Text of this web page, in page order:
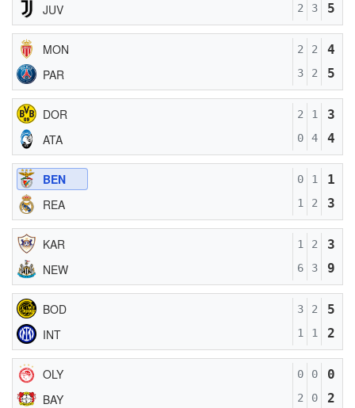
JUV
2
3
5
MON
PAR
2
3
2
2
4
5
DOR
ATA
2
0
1
4
3
4
BEN
REA
0
1
1
2
1
3
KAR
NEW
1
6
2
3
3
9
BOD
INT
3
1
2
1
5
2
OLY
BAY
0
2
0
0
0
2